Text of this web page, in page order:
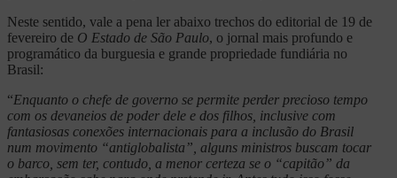
Neste sentido, vale a pena ler abaixo trechos do editorial de 19 de
fevereiro de O Estado de São Paulo, o jornal mais profundo e
programático da burguesia e grande propriedade fundiária no
Brasil:
“Enquanto o chefe de governo se permite perder precioso tempo
com os devaneios de poder dele e dos filhos, inclusive com
fantasiosas conexões internacionais para a inclusão do Brasil
num movimento “antiglobalista”, alguns ministros buscam tocar
o barco, sem ter, contudo, a menor certeza se o “capitão” da